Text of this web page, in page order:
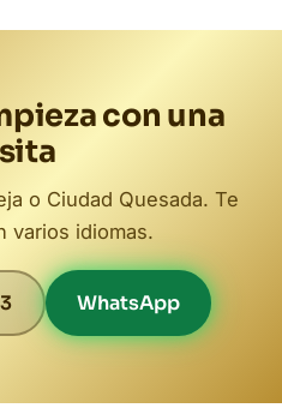
con una
o Ciudad Quesada. Te
varios idiomas.
WhatsApp